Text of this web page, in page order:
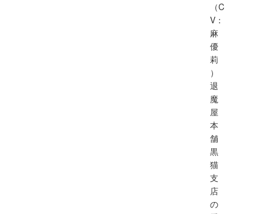
（C
V：
麻
優
莉
）
退
魔
屋
本
舗
黒
猫
支
店
の